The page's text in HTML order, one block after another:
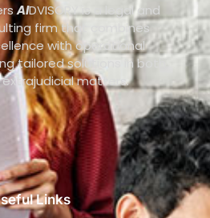
AIDVISORY is a legal and
firm that combines
with operational
tailored solutions in both
matters.
Links